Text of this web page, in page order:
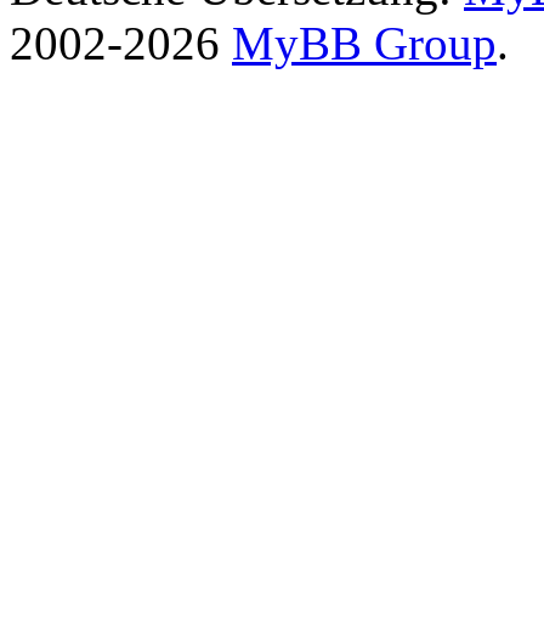
2002-2026 MyBB Group.